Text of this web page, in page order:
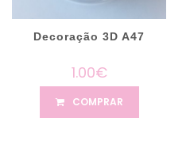
Decoração 3D A47
1.00€
COMPRAR